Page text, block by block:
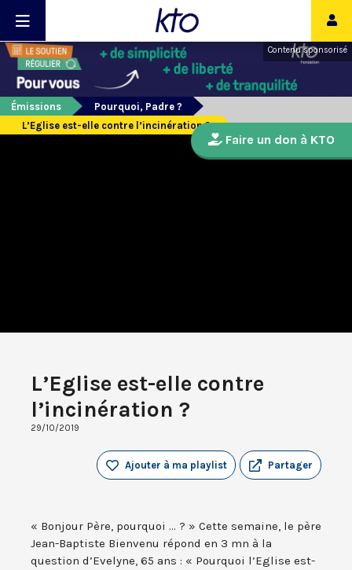
Contenu sponsorisé
Émissions
Pourquoi, Padre ?
L’Eglise est-elle contre l’incinération ?
L’Eglise est-elle contre
l’incinération ?
29/10/2019
Partager
Ajouter à ma playlist
« Bonjour Père, pourquoi ... ? » Cette semaine, le père
Jean-Baptiste Bienvenu répond en 3 mn à la
question d’Evelyne, 65 ans : « Pourquoi l’Eglise est-
Faire un don à KTO